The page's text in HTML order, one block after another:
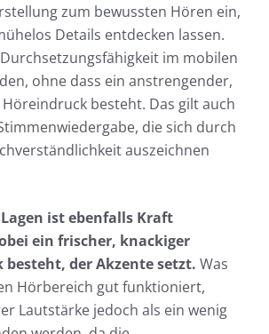
zum bewussten Hören ein,
Details entdecken lassen.
im mobilen
ohne dass ein anstrengender,
besteht. Das gilt auch
die sich durch
auszeichnen
ist ebenfalls Kraft
ein frischer, knackiger
besteht, der Akzente setzt. Was
Hörbereich gut funktioniert,
Lautstärke jedoch als ein wenig